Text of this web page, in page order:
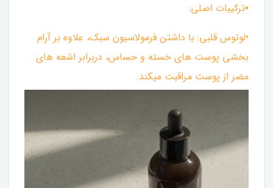
▪︎ترکیبات اصلی:
•لوتوس قلبی: با داشتن فرمولاسیون سبک، علاوه بر آرام‌
بخشی پوست های خسته و حساس، دربرابر اشعه های
مضر از پوست مراقبت میکند.